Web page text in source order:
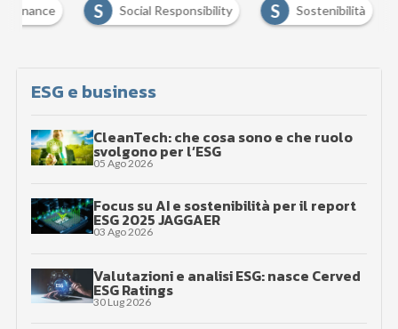
S
Social Responsibility S Sostenibilità
ESG e business
CleanTech: che cosa sono e che ruolo
svolgono per l’ESG
05 Ago 2026
Focus su AI e sostenibilità per il report
ESG 2025 JAGGAER
03 Ago 2026
Valutazioni e analisi ESG: nasce Cerved
ESG Ratings
30 Lug 2026